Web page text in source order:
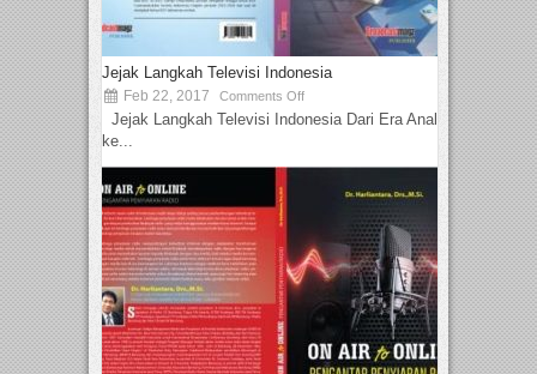
Jejak Langkah Televisi Indonesia
Feb 22, 2017 Comments Off
Jejak Langkah Televisi Indonesia Dari Era Analog
ke...